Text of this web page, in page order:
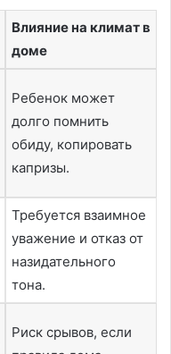
Влияние на климат в
доме
Ребенок может
долго помнить
обиду, копировать
капризы.
Требуется взаимное
уважение и отказ от
назидательного
тона.
Риск срывов, если